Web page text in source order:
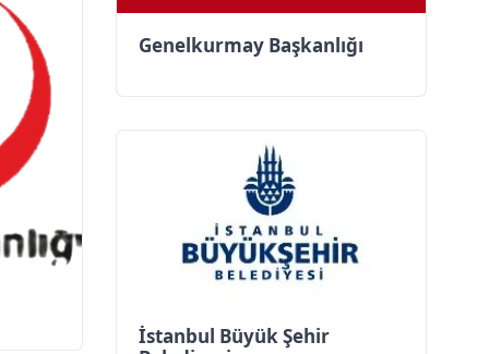
Genelkurmay Başkanlığı
İstanbul Büyük Şehir